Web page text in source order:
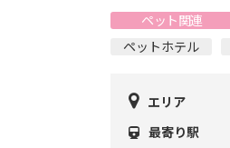
ペット関連
ペットホテル
エリア
最寄り駅